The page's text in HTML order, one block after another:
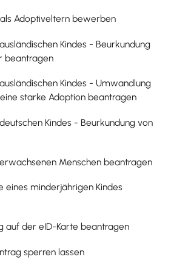
Adoptiveltern bewerben
Kindes - Beurkundung
beantragen
Kindes - Umwandlung
starke Adoption beantragen
Kindes - Beurkundung von
Menschen beantragen
eines minderjährigen Kindes
auf der eID-Karte beantragen
sperren lassen